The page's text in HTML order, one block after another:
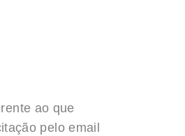
ao que
pelo email